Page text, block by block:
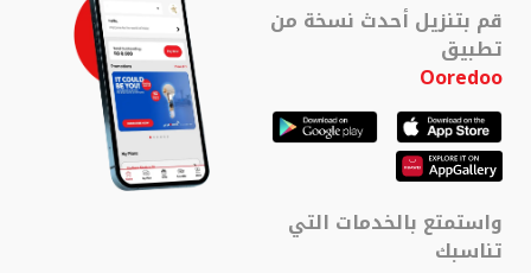
قم بتنزيل أحدث نسخة من
تطبيق
Ooredoo
واستمتع بالخدمات التي
تناسبك